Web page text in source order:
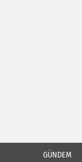
GÜNDEM